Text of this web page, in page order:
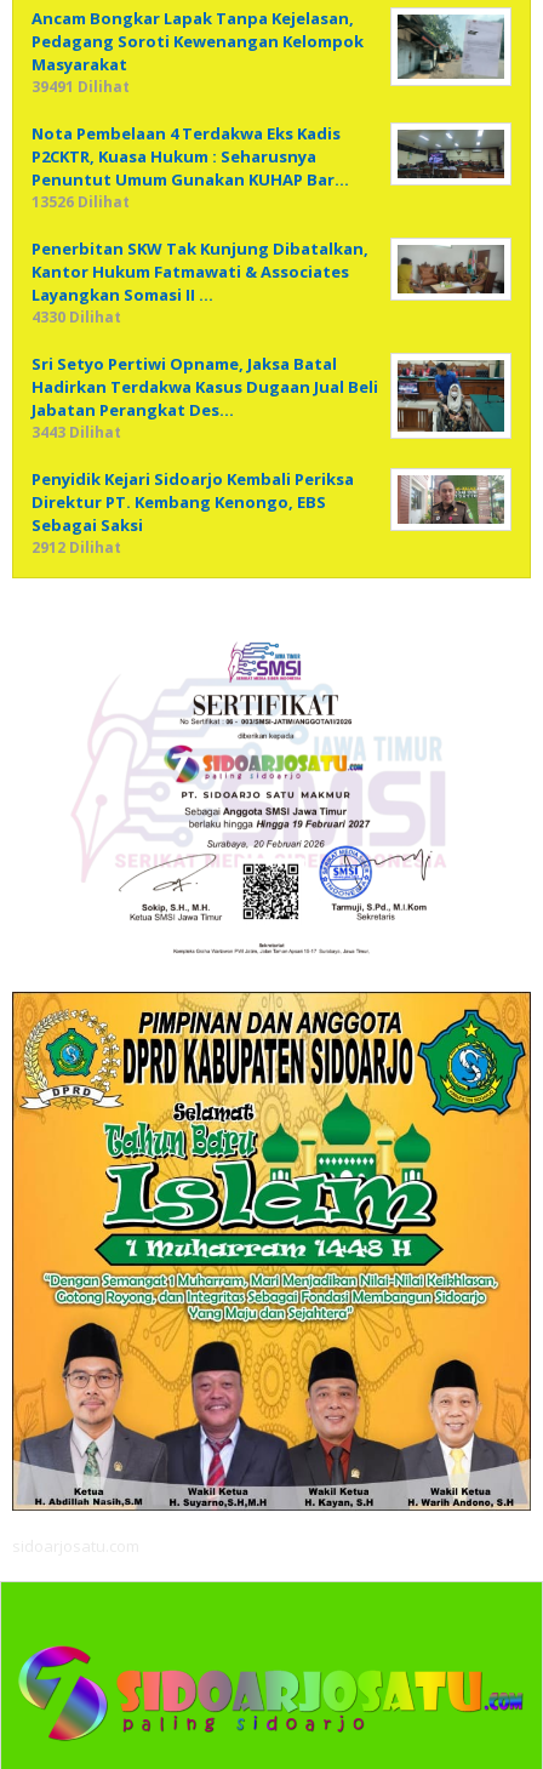
Ancam Bongkar Lapak Tanpa Kejelasan,
Pedagang Soroti Kewenangan Kelompok
Masyarakat
39491 Dilihat
Nota Pembelaan 4 Terdakwa Eks Kadis
P2CKTR, Kuasa Hukum : Seharusnya
Penuntut Umum Gunakan KUHAP Bar…
13526 Dilihat
Penerbitan SKW Tak Kunjung Dibatalkan,
Kantor Hukum Fatmawati & Associates
Layangkan Somasi II …
4330 Dilihat
Sri Setyo Pertiwi Opname, Jaksa Batal
Hadirkan Terdakwa Kasus Dugaan Jual Beli
Jabatan Perangkat Des…
3443 Dilihat
Penyidik Kejari Sidoarjo Kembali Periksa
Direktur PT. Kembang Kenongo, EBS
Sebagai Saksi
2912 Dilihat